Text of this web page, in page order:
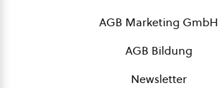
AGB Marketing GmbH
AGB Bildung
Newsletter